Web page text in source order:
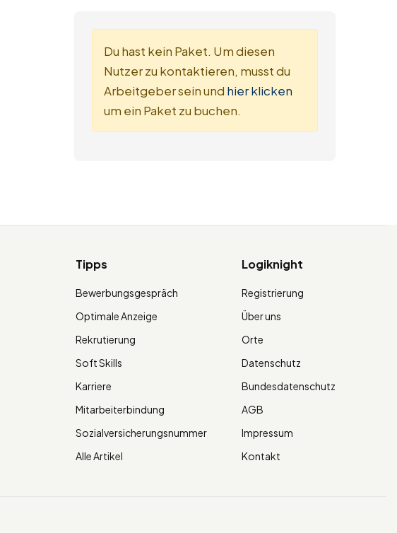
Du hast kein Paket. Um diesen
Nutzer zu kontaktieren, musst du
Arbeitgeber sein und hier klicken
um ein Paket zu buchen.
Tipps
Bewerbungsgespräch
Optimale Anzeige
Rekrutierung
Soft Skills
Karriere
Mitarbeiterbindung
Sozialversicherungsnummer
Alle Artikel
Logiknight
Registrierung
Über uns
Orte
Datenschutz
Bundesdatenschutz
AGB
Impressum
Kontakt